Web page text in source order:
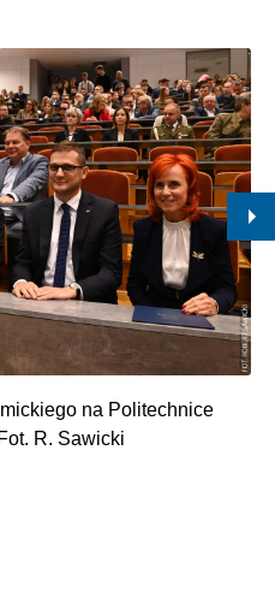
na Politechnice
R. Sawicki